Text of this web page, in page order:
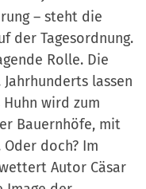
– steht die
der Tagesordnung.
Rolle. Die
lassen
wird zum
Bauernhöfe, mit
doch? Im
Autor Cäsar